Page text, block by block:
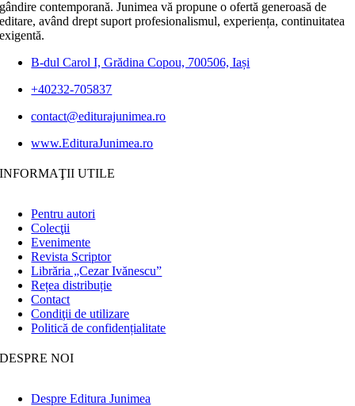
gândire contemporană. Junimea vă propune o ofertă generoasă de
editare, având drept suport profesionalismul, experiența, continuitatea
exigentă.
B-dul Carol I, Grădina Copou, 700506, Iași
+40232-705837
contact@editurajunimea.ro
www.EdituraJunimea.ro
INFORMAŢII UTILE
Pentru autori
Colecţii
Evenimente
Revista Scriptor
Librăria „Cezar Ivănescu”
Rețea distribuție
Contact
Condiţii de utilizare
Politică de confidențialitate
DESPRE NOI
Despre Editura Junimea